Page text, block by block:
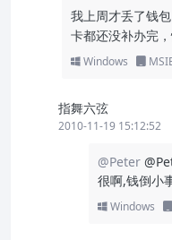
我上周才丢了钱
卡都还没补办完
Windows
指舞六弦
2010-11-19 15:12:52
@Peter
很啊,钱倒小
Windows